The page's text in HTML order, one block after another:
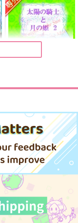
サンプル
作品詳細
時の女神の微睡み
Olive Green
472
サンプル
ありこらんど
専売 1,257円 （税込）
本好きの下剋上
フェルディナンド×ローゼマイン
サンプル